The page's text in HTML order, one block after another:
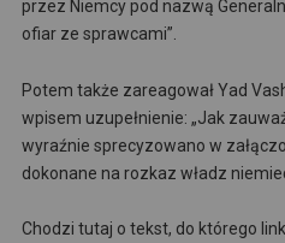
przez Niemcy pod nazwą
ofiar ze sprawcami”.
Potem także zareagował Yad
wpisem uzupełnienie: „Jak
wyraźnie sprecyzowano w
dokonane na rozkaz władz
Chodzi tutaj o tekst, do którego